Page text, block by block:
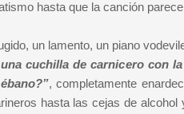
hasta que la canción
un lamento, un piano
cuchilla de carnicero con
, completamente
hasta las cejas de